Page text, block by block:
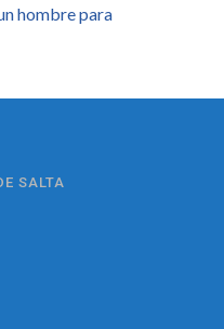
hombre para
SALTA